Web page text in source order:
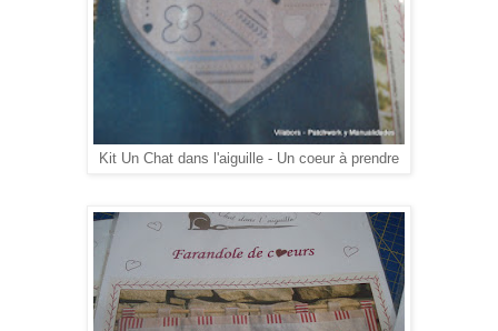
Kit Un Chat dans l'aiguille - Un coeur à prendre